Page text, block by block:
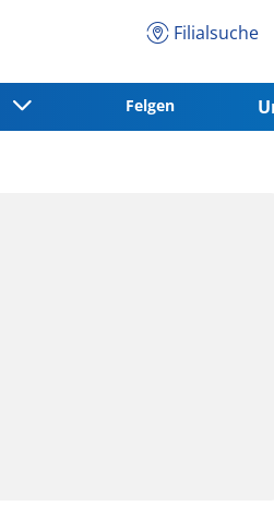
Filialsuche
Felgen